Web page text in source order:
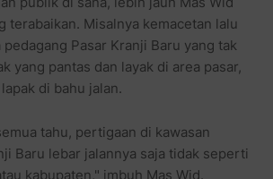
terabaikan. Misalnya kemacetan lalu
Pasar Kranji Baru yang tak
yang pantas dan layak di area pasar,
di bahu jalan.
tahu, pertigaan di kawasan
Baru lebar jalannya saja tidak seperti
kabupaten," imbuh Mas Wid.